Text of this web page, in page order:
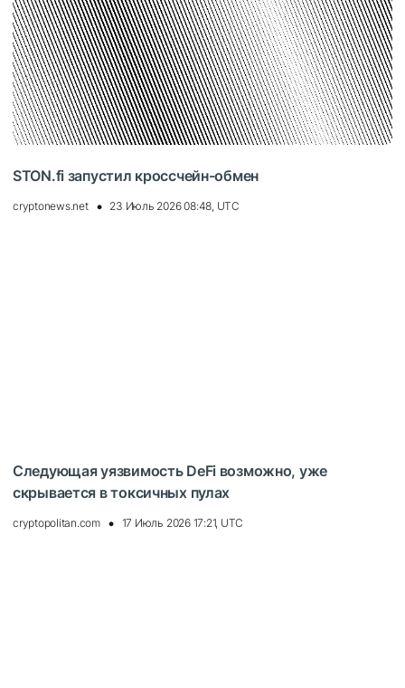
STON.fi запустил кроссчейн-обмен
cryptonews.net 23 Июль 2026 08:48, UTC
Следующая уязвимость DeFi возможно, уже
скрывается в токсичных пулах
cryptopolitan.com 17 Июль 2026 17:21, UTC